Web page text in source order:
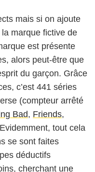
mais si on ajoute
marque fictive de
est présente
alors peut-être que
du garçon. Grâce
c’est 441 séries
(compteur arrêté
Bad, Friends,
tout cela
se sont faites
déductifs
cherchant une